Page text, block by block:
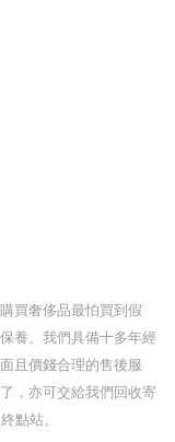
買奢侈品最怕買到假
養。我們具備十多年經
且價錢合理的售後服
，亦可交給我們回收寄
點站。